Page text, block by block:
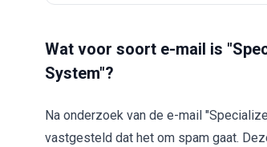
Wat voor soort e-mail is
System"?
Na onderzoek van de e-mail
vastgesteld dat het om spam gaat.